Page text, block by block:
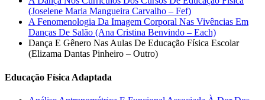
(Joselene Maria Mangueira Carvalho – Fef)
A Fenomenologia Da Imagem Corporal Nas Vivências Em
Danças De Salão (Ana Cristina Benvindo – Each)
Dança E Gênero Nas Aulas De Educação Física Escolar
(Elizama Dantas Pinheiro – Outro)
Educação Física Adaptada